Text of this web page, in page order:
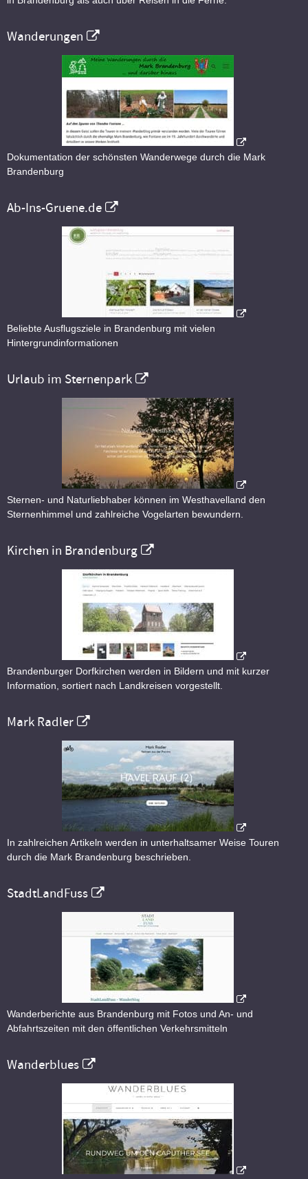
Wanderungen
Dokumentation der schönsten Wanderwege durch die Mark
Brandenburg
Ab-Ins-Gruene.de
Beliebte Ausflugsziele in Brandenburg mit vielen
Hintergrundinformationen
Urlaub im Sternenpark
Sternen- und Naturliebhaber können im Westhavelland den
Sternenhimmel und zahlreiche Vogelarten bewundern.
Kirchen in Brandenburg
Brandenburger Dorfkirchen werden in Bildern und mit kurzer
Information, sortiert nach Landkreisen vorgestellt.
Mark Radler
In zahlreichen Artikeln werden in unterhaltsamer Weise Touren
durch die Mark Brandenburg beschrieben.
StadtLandFuss
Wanderberichte aus Brandenburg mit Fotos und An- und
Abfahrtszeiten mit den öffentlichen Verkehrsmitteln
Wanderblues